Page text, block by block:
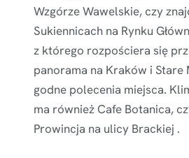
Wzgórze Wawelskie, czy
Sukiennicach na Rynku
z którego rozpościera się
panorama na Kraków i Stare
godne polecenia miejsca.
ma również Cafe Botanica,
Prowincja na ulicy Brackiej .